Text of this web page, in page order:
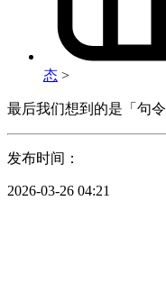
态 >
最后我们想到的是「句令
发布时间：
2026-03-26 04:21